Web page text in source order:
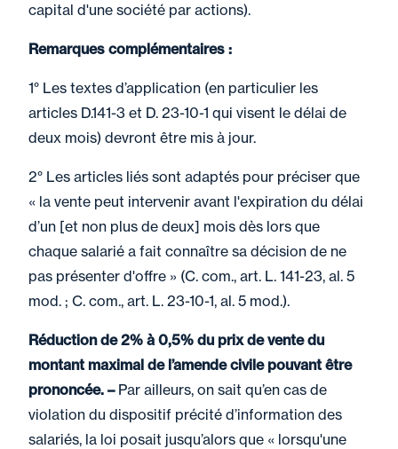
capital d'une société par actions).
Remarques complémentaires :
1° Les textes d’application (en particulier les
articles D.141-3 et D. 23-10-1 qui visent le délai de
deux mois) devront être mis à jour.
2° Les articles liés sont adaptés pour préciser que
« la vente peut intervenir avant l'expiration du délai
d’un [et non plus de deux] mois dès lors que
chaque salarié a fait connaître sa décision de ne
pas présenter d'offre » (C. com., art. L. 141-23, al. 5
mod. ; C. com., art. L. 23-10-1, al. 5 mod.).
Réduction de 2% à 0,5% du prix de vente du
montant maximal de l’amende civile pouvant être
prononcée. –Par ailleurs, on sait qu’en cas de
violation du dispositif précité d’information des
salariés, la loi posait jusqu’alors que « lorsqu'une